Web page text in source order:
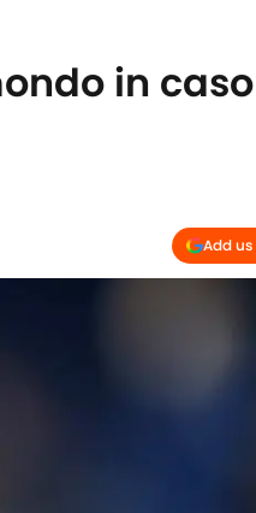
in
Add